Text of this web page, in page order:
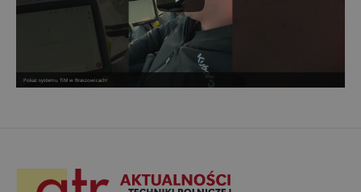
Pokaz systemu TIM w Braszowicach!